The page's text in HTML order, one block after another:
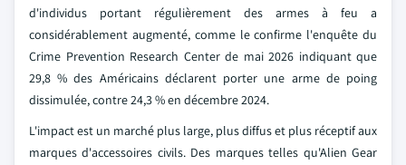
d'individus portant régulièrement des armes à feu a
considérablement augmenté, comme le confirme l'enquête du
Crime Prevention Research Center de mai 2026 indiquant que
29,8 % des Américains déclarent porter une arme de poing
dissimulée, contre 24,3 % en décembre 2024.
L'impact est un marché plus large, plus diffus et plus réceptif aux
marques d'accessoires civils. Des marques telles qu'Alien Gear